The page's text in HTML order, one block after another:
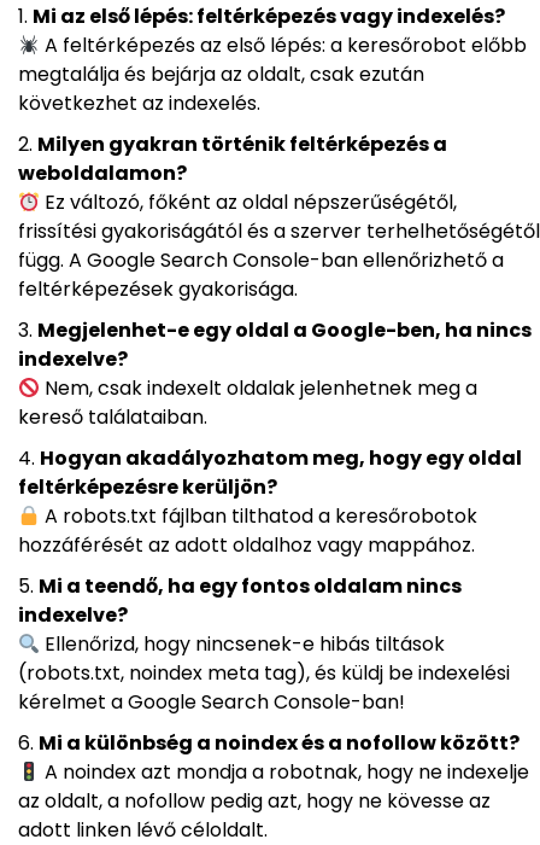
Mi az első lépés: feltérképezés vagy indexelés?
A feltérképezés az első lépés: a keresőrobot előbb
megtalálja és bejárja az oldalt, csak ezután
következhet az indexelés.
Milyen gyakran történik feltérképezés a
weboldalamon?
Ez változó, főként az oldal népszerűségétől,
frissítési gyakoriságától és a szerver terhelhetőségétől
függ. A Google Search Console-ban ellenőrizhető a
feltérképezések gyakorisága.
Megjelenhet-e egy oldal a Google-ben, ha nincs
indexelve?
Nem, csak indexelt oldalak jelenhetnek meg a
kereső találataiban.
Hogyan akadályozhatom meg, hogy egy oldal
feltérképezésre kerüljön?
A robots.txt fájlban tilthatod a keresőrobotok
hozzáférését az adott oldalhoz vagy mappához.
Mi a teendő, ha egy fontos oldalam nincs
indexelve?
Ellenőrizd, hogy nincsenek-e hibás tiltások
(robots.txt, noindex meta tag), és küldj be indexelési
kérelmet a Google Search Console-ban!
Mi a különbség a noindex és a nofollow között?
A noindex azt mondja a robotnak, hogy ne indexelje
az oldalt, a nofollow pedig azt, hogy ne kövesse az
adott linken lévő céloldalt.